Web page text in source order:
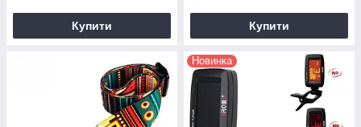
Купити Купити
Новинка